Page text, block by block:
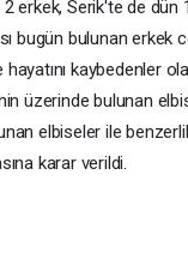
erkek, Serik'te de
bugün bulunan
kaybedenler
üzerinde bulunan
elbiseler ile
karar verildi.